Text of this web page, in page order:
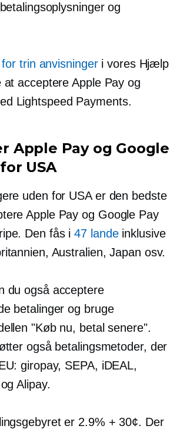
og
trin anvisningeri vores Hjælp
acceptere Apple Pay og
Lightspeed Payments.
Apple Pay og Google
USA
uden for USA er den bedste
Apple Pay og Google Pay
Den fås i47 landeinklusive
Australien, Japan osv.
du også acceptere
betalinger og bruge
"Køb nu, betal senere".
også betalingsmetoder, der
giropay, SEPA, iDEAL,
Alipay.
er 2.9% + 30¢. Der